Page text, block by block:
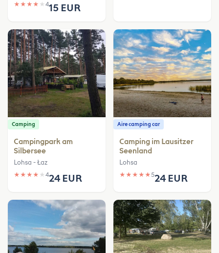
★ ★ ★ ★ ★ 415 EUR
Camping
Campingpark am
Silbersee
Lohsa - Łaz
★ ★ ★ ★ ★ 424 EUR
Aire camping car
Camping im Lausitzer
Seenland
Lohsa
★ ★ ★ ★ ★524 EUR